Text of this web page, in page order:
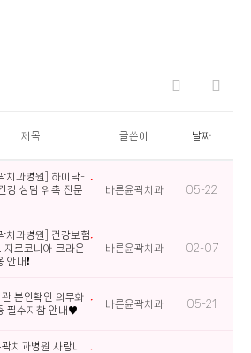
제목 글쓴이 날짜
치과병원] 하이닥-
강 상담 위촉 전문
바른윤곽치과 05-22
치과병원] 건강보험
지르코니아 크라운
안내❗
바른윤곽치과 02-07
본인확인 의무화
필수지참 안내♥
바른윤곽치과 05-21
치과병원 사랑니